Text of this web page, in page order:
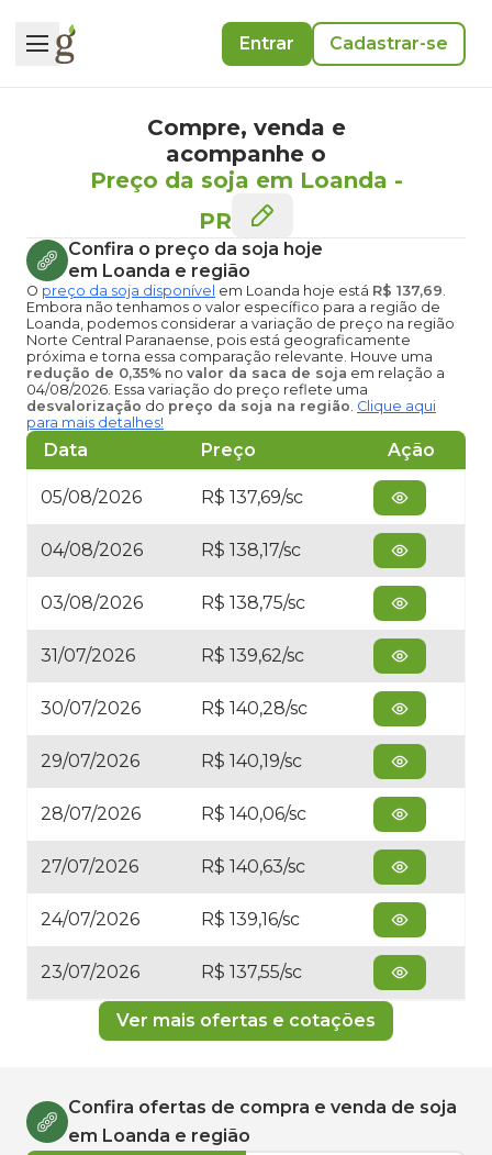
Entrar Cadastrar-se
Compre, venda e
acompanhe o
Preço da soja em Loanda -
PR
Confira o preço da soja hoje
em Loanda e região
O preço da soja disponível em Loanda hoje está R$ 137,69.
Embora não tenhamos o valor específico para a região de
Loanda, podemos considerar a variação de preço na região
Norte Central Paranaense, pois está geograficamente
próxima e torna essa comparação relevante. Houve uma
redução de 0,35% no valor da saca de soja em relação a
04/08/2026. Essa variação do preço reflete uma
desvalorização do preço da soja na região. Clique aqui
para mais detalhes!
Data Preço Ação
05/08/2026 R$ 137,69/sc
04/08/2026 R$ 138,17/sc
03/08/2026 R$ 138,75/sc
31/07/2026 R$ 139,62/sc
30/07/2026 R$ 140,28/sc
29/07/2026 R$ 140,19/sc
28/07/2026 R$ 140,06/sc
27/07/2026 R$ 140,63/sc
24/07/2026 R$ 139,16/sc
23/07/2026 R$ 137,55/sc
Ver mais ofertas e cotações
Confira ofertas de compra e venda de soja
em Loanda e região